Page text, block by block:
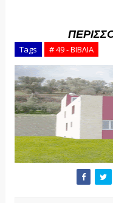
Tags # 49 - ΒΙΒΛΙΑ